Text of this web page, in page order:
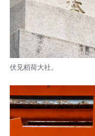
伏见稻荷大社。